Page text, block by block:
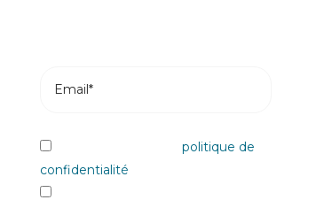
politique de
confidentialité